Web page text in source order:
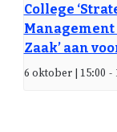
College
Management
Zaak’ aan
6 oktober | 15:00 -